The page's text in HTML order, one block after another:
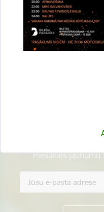
Vai šī
Esi
Piesakies jaunumu